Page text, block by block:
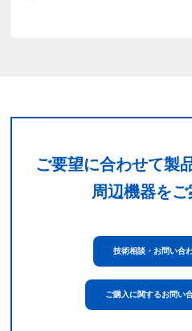
ご要望に合わせて製
周辺機器を
技術相談・お問い合
ご購入に関するお問い